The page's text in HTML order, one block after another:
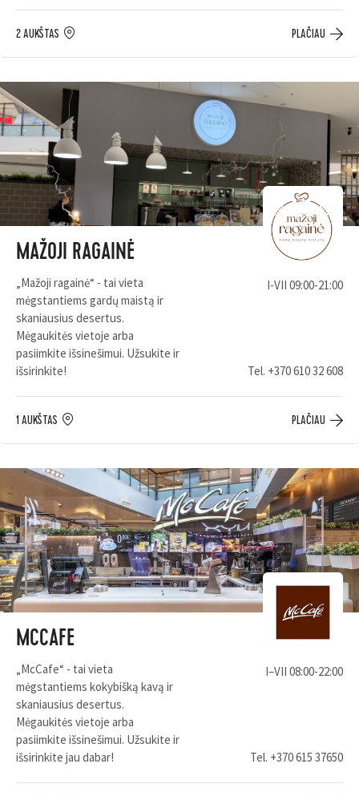
2 AUKŠTAS PLAČIAU
MAŽOJI RAGAINĖ
„Mažoji ragainė“ - tai vieta
mėgstantiems gardų maistą ir
skaniausius desertus.
Mėgaukitės vietoje arba
pasiimkite išsinešimui. Užsukite ir
išsirinkite!
I-VII 09:00-21:00
Tel. +370 610 32 608
1 AUKŠTAS PLAČIAU
MCCAFE
„McCafe“ - tai vieta
mėgstantiems kokybišką kavą ir
skaniausius desertus.
Mėgaukitės vietoje arba
pasiimkite išsinešimui. Užsukite ir
išsirinkite jau dabar!
I–VII 08:00-22:00
Tel. +370 615 37650